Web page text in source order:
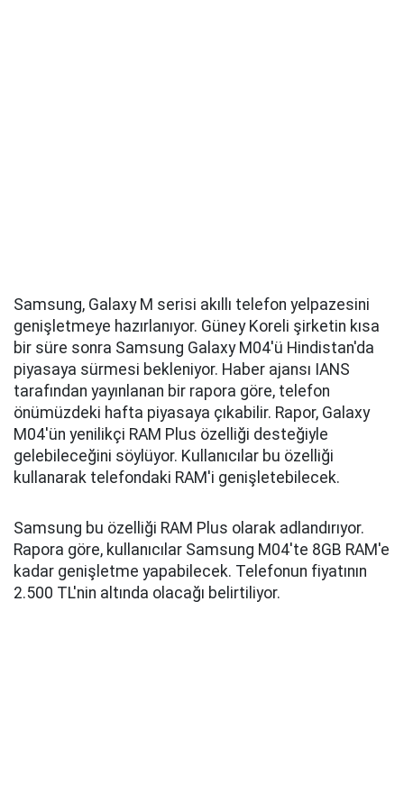
Samsung, Galaxy M serisi akıllı telefon yelpazesini
genişletmeye hazırlanıyor. Güney Koreli şirketin kısa
bir süre sonra Samsung Galaxy M04'ü Hindistan'da
piyasaya sürmesi bekleniyor. Haber ajansı IANS
tarafından yayınlanan bir rapora göre, telefon
önümüzdeki hafta piyasaya çıkabilir. Rapor, Galaxy
M04'ün yenilikçi RAM Plus özelliği desteğiyle
gelebileceğini söylüyor. Kullanıcılar bu özelliği
kullanarak telefondaki RAM'i genişletebilecek.
Samsung bu özelliği RAM Plus olarak adlandırıyor.
Rapora göre, kullanıcılar Samsung M04'te 8GB RAM'e
kadar genişletme yapabilecek. Telefonun fiyatının
2.500 TL'nin altında olacağı belirtiliyor.